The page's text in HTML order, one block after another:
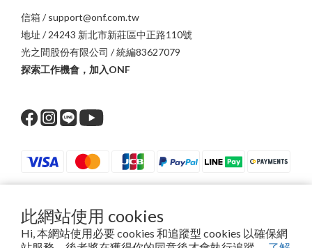
此網站使用 cookies
Hi, 本網站使用必要 cookies 和追蹤型 cookies 以確保網
信箱 / support@onf.com.tw
地址 / 24243 新北市新莊區中正路110號
光之間股份有限公司 / 統編83627079
探索工作機會，加入ONF
$ TWD 繁體中文